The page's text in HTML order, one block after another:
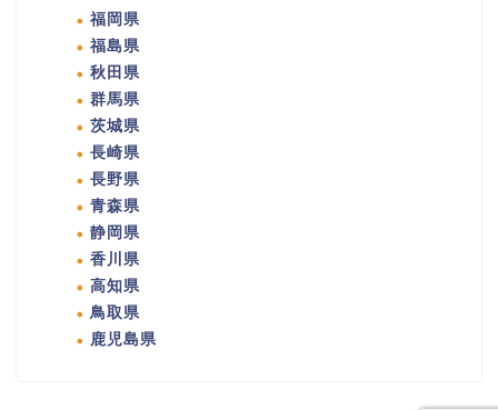
福岡県
福島県
秋田県
群馬県
茨城県
長崎県
長野県
青森県
静岡県
香川県
高知県
鳥取県
鹿児島県